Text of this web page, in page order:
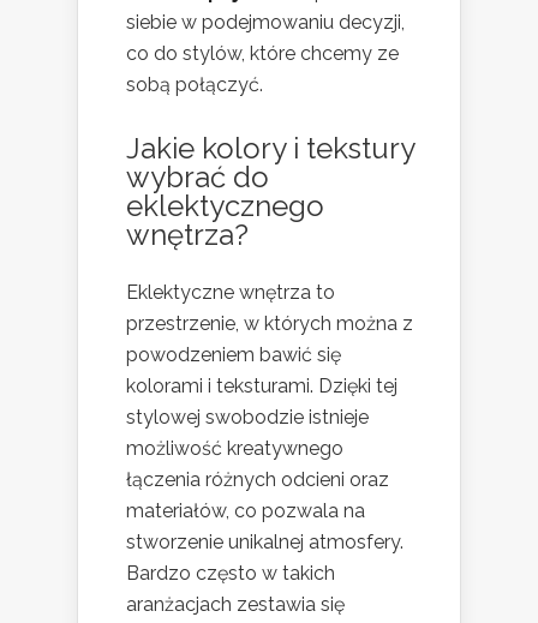
siebie w podejmowaniu decyzji,
co do stylów, które chcemy ze
sobą połączyć.
Jakie kolory i tekstury
wybrać do
eklektycznego
wnętrza?
Eklektyczne wnętrza to
przestrzenie, w których można z
powodzeniem bawić się
kolorami i teksturami. Dzięki tej
stylowej swobodzie istnieje
możliwość kreatywnego
łączenia różnych odcieni oraz
materiałów, co pozwala na
stworzenie unikalnej atmosfery.
Bardzo często w takich
aranżacjach zestawia się